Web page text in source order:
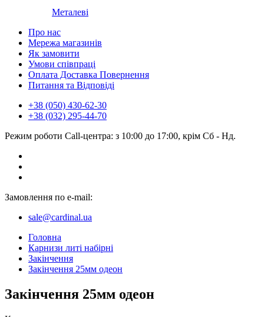
Металеві
Про нас
Мережа магазинів
Як замовити
Умови співпраці
Оплата Доставка Повернення
Питання та Відповіді
+38 (050) 430-62-30
+38 (032) 295-44-70
Режим роботи Call-центра: з 10:00 до 17:00, крім Сб - Нд.
Замовлення по e-mail:
sale@cardinal.ua
Головна
Карнизи литі набірні
Закінчення
Закінчення 25мм одеон
Закінчення 25мм одеон